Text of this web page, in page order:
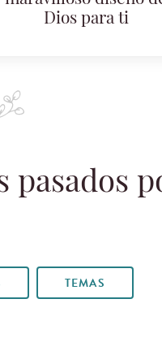
Dios para ti
pasados
TEMAS